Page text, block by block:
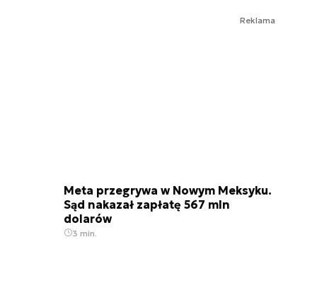
Reklama
Meta przegrywa w Nowym Meksyku.
Sąd nakazał zapłatę 567 mln
dolarów
3 min.